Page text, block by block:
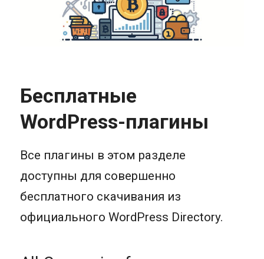
Бесплатные
WordPress-плагины
Все плагины в этом разделе
доступны для совершенно
бесплатного скачивания из
официального WordPress Directory.